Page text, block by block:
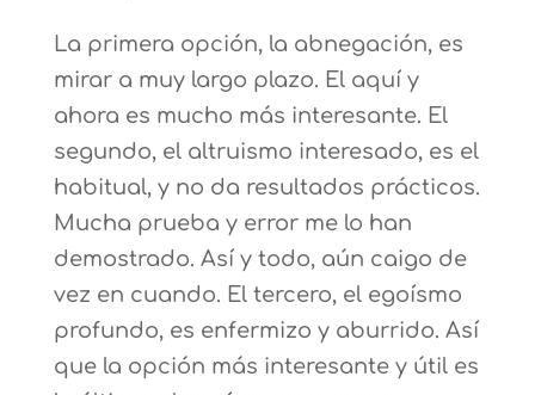
La primera opción, la abnegación, es
mirar a muy largo plazo. El aquí y
ahora es mucho más interesante. El
segundo, el altruismo interesado, es el
habitual, y no da resultados prácticos.
Mucha prueba y error me lo han
demostrado. Así y todo, aún caigo de
vez en cuando. El tercero, el egoísmo
profundo, es enfermizo y aburrido. Así
que la opción más interesante y útil es